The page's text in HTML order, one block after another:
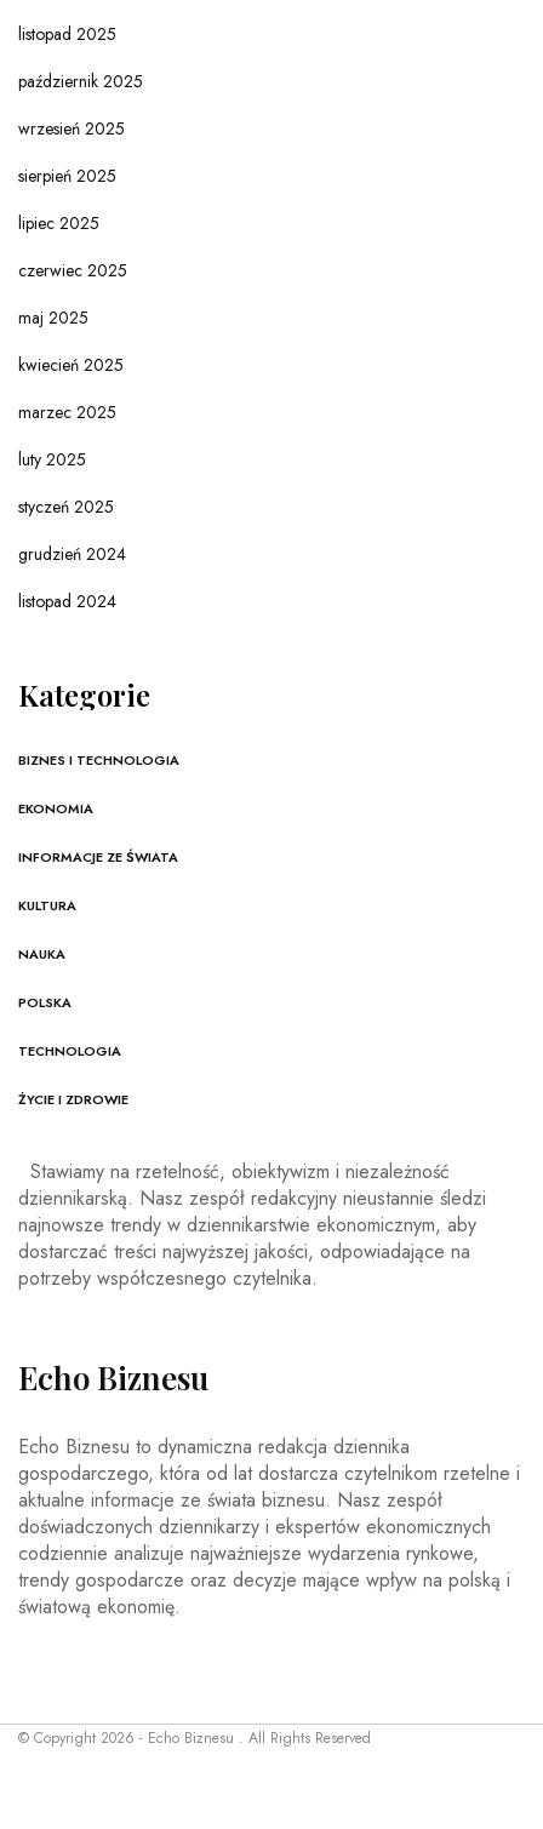
listopad 2025
październik 2025
wrzesień 2025
sierpień 2025
lipiec 2025
czerwiec 2025
maj 2025
kwiecień 2025
marzec 2025
luty 2025
styczeń 2025
grudzień 2024
listopad 2024
Kategorie
BIZNES I TECHNOLOGIA
EKONOMIA
INFORMACJE ZE ŚWIATA
KULTURA
NAUKA
POLSKA
TECHNOLOGIA
ŻYCIE I ZDROWIE
Stawiamy na rzetelność, obiektywizm i niezależność
dziennikarską. Nasz zespół redakcyjny nieustannie śledzi
najnowsze trendy w dziennikarstwie ekonomicznym, aby
dostarczać treści najwyższej jakości, odpowiadające na
potrzeby współczesnego czytelnika.
Echo Biznesu
Echo Biznesu to dynamiczna redakcja dziennika
gospodarczego, która od lat dostarcza czytelnikom rzetelne i
aktualne informacje ze świata biznesu. Nasz zespół
doświadczonych dziennikarzy i ekspertów ekonomicznych
codziennie analizuje najważniejsze wydarzenia rynkowe,
trendy gospodarcze oraz decyzje mające wpływ na polską i
światową ekonomię.
© Copyright 2026 - Echo Biznesu . All Rights Reserved